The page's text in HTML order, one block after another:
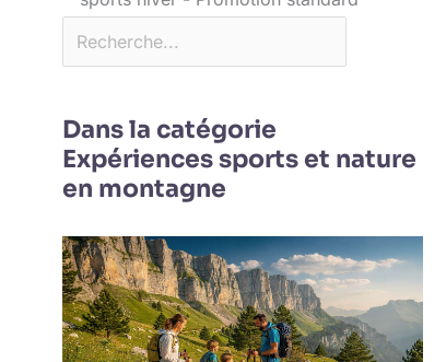
Dans la catégorie
Expériences sports et nature
en montagne